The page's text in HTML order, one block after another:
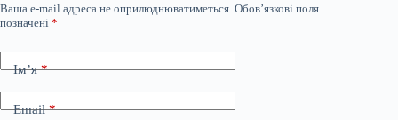
Ваша e-mail адреса не оприлюднюватиметься. Обов’язкові поля
позначені *
Ім’я*
Email*